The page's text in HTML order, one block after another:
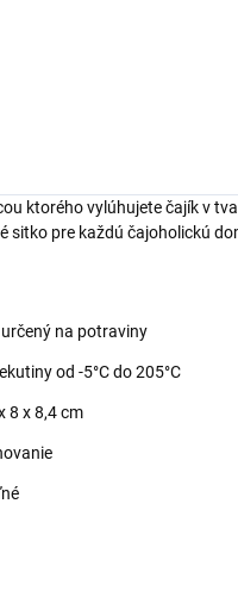
ktorého vylúhujete čajík v
sitko pre každú čajoholickú
na potraviny
od -5°C do 205°C
8 x 8,4 cm